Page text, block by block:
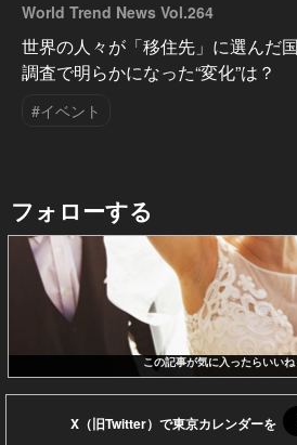
World Trend News Vol.264
世界の人々が「移住先」に選んだ
調査で明らかになった“変化”は？
#イベント
フォローする
この記事が気に入ったらいいね
X（旧Twitter）で東京カレンダーを